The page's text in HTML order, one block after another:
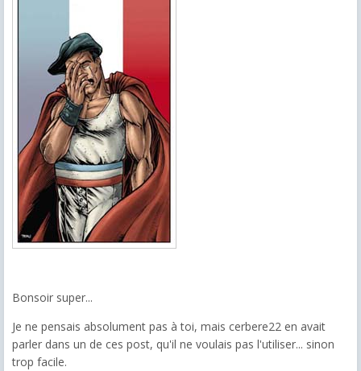
Bonsoir super...
Je ne pensais absolument pas à toi, mais cerbere22 en avait
parler dans un de ces post, qu'il ne voulais pas l'utiliser... sinon
trop facile.